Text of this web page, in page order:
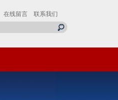
在线留言 联系我们